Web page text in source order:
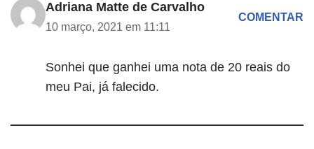
Adriana Matte de Carvalho
10 março, 2021 em 11:11
COMENTAR
Sonhei que ganhei uma nota de 20 reais do
meu Pai, já falecido.